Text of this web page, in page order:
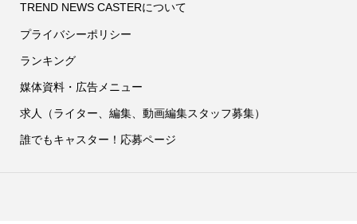
TREND NEWS CASTERについて
プライバシーポリシー
ランキング
媒体資料・広告メニュー
求人（ライター、編集、動画編集スタッフ募集）
誰でもキャスター！応募ページ